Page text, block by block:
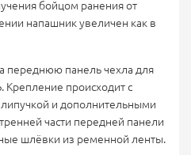
бойцом ранения от
напашник увеличен как в
переднюю панель чехла для
происходит с
и дополнительными
части передней панели
шлёвки из ременной ленты.